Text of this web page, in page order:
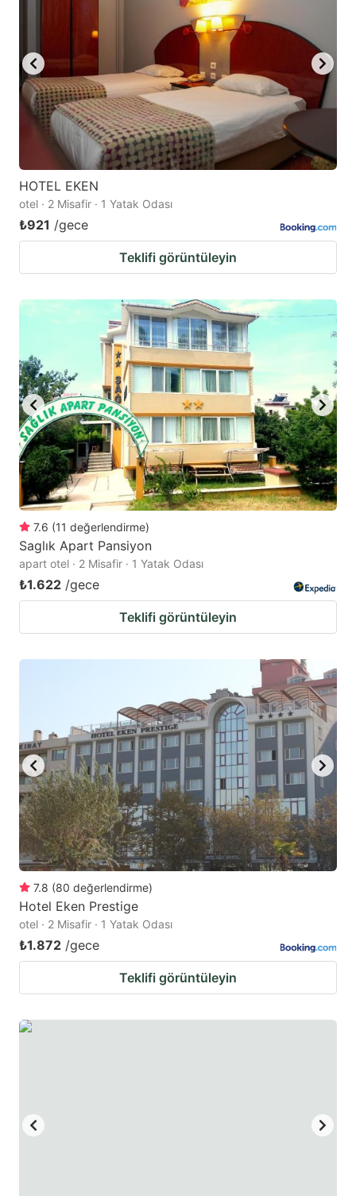
key
get
the
keyboard
shortcuts
for
changing
dates.
key
to
get
the
keyboard
shortcuts
for
HOTEL EKEN
otel · 2 Misafir · 1 Yatak Odası
₺921 /gece
Teklifi görüntüleyin
7.6 (11 değerlendirme)
Saglık Apart Pansiyon
apart otel · 2 Misafir · 1 Yatak Odası
₺1.622 /gece
Teklifi görüntüleyin
7.8 (80 değerlendirme)
Hotel Eken Prestige
otel · 2 Misafir · 1 Yatak Odası
₺1.872 /gece
Teklifi görüntüleyin